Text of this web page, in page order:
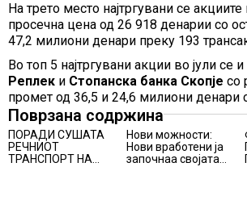
На трето место најтргувани се акциите
просечна цена од 26 918 денарии со
47,2 милиони денари преку 193
Во топ 5 најтргувани акции во јули се
Реплек и Стопанска банка Скопје со
промет од 36,5 и 24,6 милиони денари
Поврзана содржина
ПОРАДИ СУШАТА
РЕЧНИОТ
ТРАНСПОРТ НА
Нови можности:
Нови вработени ја
започнаа својата